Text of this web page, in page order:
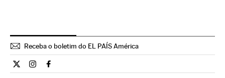
Receba o boletim do EL PAÍS América
Cultura El País Brasil en Twitter
Cultura El País Brasil en Instagram
Cultura El País Brasil en Facebook